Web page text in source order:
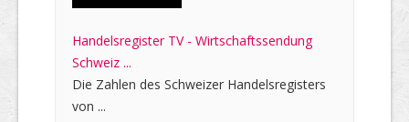
Handelsregister TV - Wirtschaftssendung
Schweiz ...
Die Zahlen des Schweizer Handelsregisters
von ...